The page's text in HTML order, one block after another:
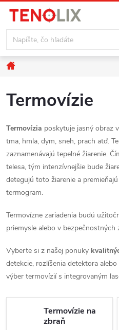
obsah
Termovízie
Termovízia poskytuje jasný obraz
tma, hmla, dym, sneh, prach atď.
zaznamenávajú tepelné žiarenie.
telesa, tým intenzívnejšie bude
detegujú toto žiarenie a
termogram.
Termovízne zariadenia budú
priemysle alebo v bezpečnostných
Vyberte si z našej ponuky
detekcie, rozlíšenia detektora
výber termovízií s integrovaným
Termovízie na
zbraň